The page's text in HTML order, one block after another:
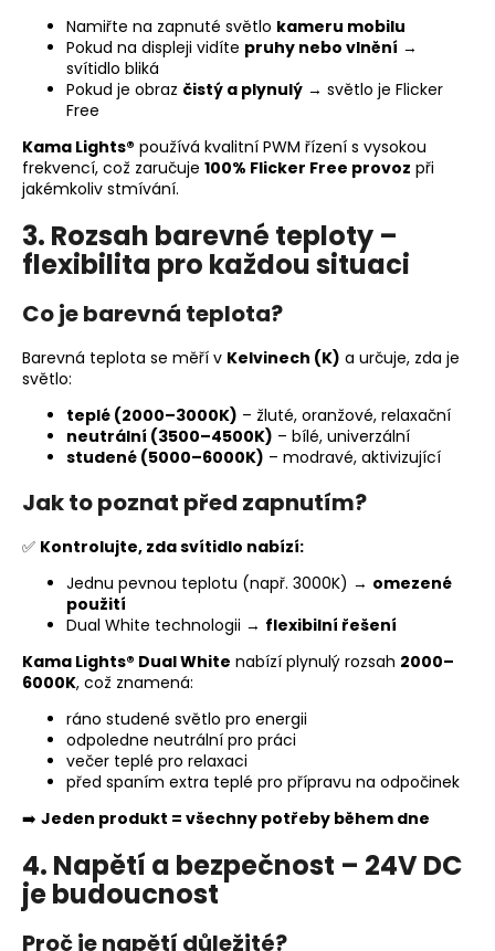
Namiřte na zapnuté světlo kameru mobilu
Pokud na displeji vidíte pruhy nebo vlnění →
svítidlo bliká
Pokud je obraz čistý a plynulý → světlo je Flicker
Free
Kama Lights® používá kvalitní PWM řízení s vysokou
frekvencí, což zaručuje 100% Flicker Free provoz při
jakémkoliv stmívání.
3. Rozsah barevné teploty –
flexibilita pro každou situaci
Co je barevná teplota?
Barevná teplota se měří v Kelvinech (K) a určuje, zda je
světlo:
teplé (2000–3000K) – žluté, oranžové, relaxační
neutrální (3500–4500K) – bílé, univerzální
studené (5000–6000K) – modravé, aktivizující
Jak to poznat před zapnutím?
✅ Kontrolujte, zda svítidlo nabízí:
Jednu pevnou teplotu (např. 3000K) → omezené
použití
Dual White technologii → flexibilní řešení
Kama Lights® Dual White nabízí plynulý rozsah 2000–
6000K, což znamená:
ráno studené světlo pro energii
odpoledne neutrální pro práci
večer teplé pro relaxaci
před spaním extra teplé pro přípravu na odpočinek
➡️ Jeden produkt = všechny potřeby během dne
4. Napětí a bezpečnost – 24V DC
je budoucnost
Proč je napětí důležité?